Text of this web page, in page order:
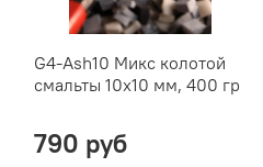
G4-Ash10 Микс колотой
смальты 10х10 мм, 400 гр
790 руб